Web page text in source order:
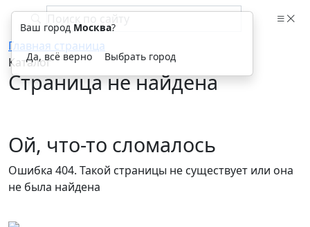
Главная страница
Каталог
Страница не найдена
Ой, что-то сломалось
Ошибка 404. Такой страницы не существует или она
не была найдена
Ваш город Москва?
Да, всё верно Выбрать город